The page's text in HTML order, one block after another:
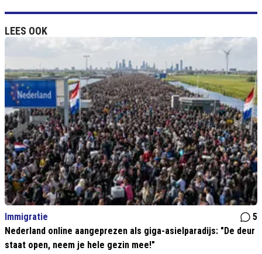
LEES OOK
Immigratie
5
Nederland online aangeprezen als giga-asielparadijs: "De deur
staat open, neem je hele gezin mee!"